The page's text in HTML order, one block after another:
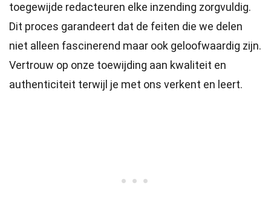
toegewijde redacteuren elke inzending zorgvuldig.
Dit proces garandeert dat de feiten die we delen
niet alleen fascinerend maar ook geloofwaardig zijn.
Vertrouw op onze toewijding aan kwaliteit en
authenticiteit terwijl je met ons verkent en leert.